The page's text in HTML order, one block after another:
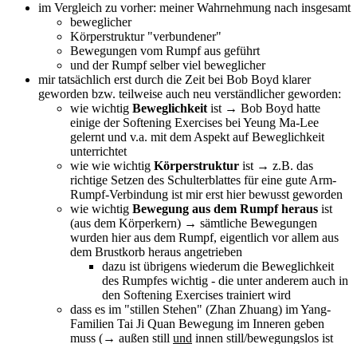
im Vergleich zu vorher: meiner Wahrnehmung nach insgesamt
beweglicher
Körperstruktur "verbundener"
Bewegungen vom Rumpf aus geführt
und der Rumpf selber viel beweglicher
mir tatsächlich erst durch die Zeit bei Bob Boyd klarer
geworden bzw. teilweise auch neu verständlicher geworden:
wie wichtig Beweglichkeit ist → Bob Boyd hatte
einige der Softening Exercises bei Yeung Ma-Lee
gelernt und v.a. mit dem Aspekt auf Beweglichkeit
unterrichtet
wie wie wichtig Körperstruktur ist → z.B. das
richtige Setzen des Schulterblattes für eine gute Arm-
Rumpf-Verbindung ist mir erst hier bewusst geworden
wie wichtig Bewegung aus dem Rumpf heraus ist
(aus dem Körperkern) → sämtliche Bewegungen
wurden hier aus dem Rumpf, eigentlich vor allem aus
dem Brustkorb heraus angetrieben
dazu ist übrigens wiederum die Beweglichkeit
des Rumpfes wichtig - die unter anderem auch in
den Softening Exercises trainiert wird
dass es im "stillen Stehen" (Zhan Zhuang) im Yang-
Familien Tai Ji Quan Bewegung im Inneren geben
muss (→ außen still und innen still/bewegungslos ist